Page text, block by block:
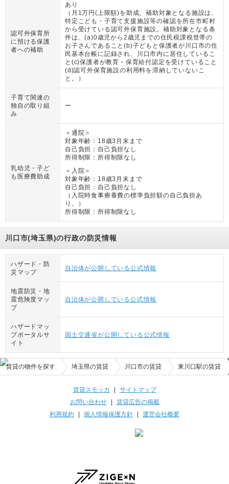
認可外保育所
に預ける保護
者への補助
あり
（ 月1万円(上限額)を助成。補助対象となる施設は、
特定こども・子育て支援施設等の確認を所在市町村
から受けている認可外保育施設。補助対象となる条
件は、(a)0歳児から2歳児までの住民税課税世帯の
お子さんであること(b)子どもと保護者が川口市の住
民基本台帳に記録され、川口市内に居住しているこ
と(c)保護者が教育・保育給付認定を受けていること
(d)認可外保育施設の利用料を滞納していないこ
と。
）
子育て関連の
独自の取り組
み
ー
乳幼児・子ど
も医療費助成
＜通院＞
対象年齢： 18歳3月末まで
自己負担： 自己負担なし
所得制限： 所得制限なし
＜入院＞
対象年齢： 18歳3月末まで
自己負担： 自己負担なし
（ 入院時食事療養費の標準負担額の自己負担あ
り。
）
所得制限： 所得制限なし
川口市(埼玉県)の行政の防災情報
ハザード・防
災マップ
自治体が公開している公式情報
地震防災・地
震危険度マッ
プ
自治体が公開している公式情報
ハザードマッ
プポータルサ
イト
国土交通省が公開している公式情報
賃貸の物件を探す 埼玉県の賃貸 川口市の賃貸 東川口駅の賃貸
賃貸スモッカ | サイトマップ
お問い合わせ| 賃貸広告の掲載
利用規約 | 個人情報保護方針 | 運営会社概要